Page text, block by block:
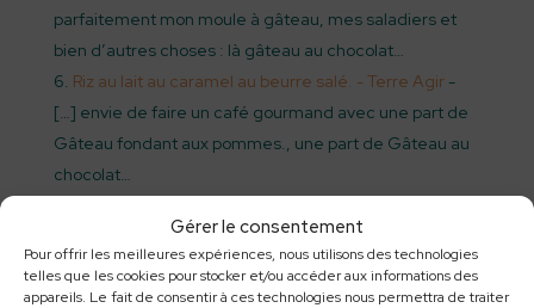
Gérer le consentement
Pour offrir les meilleures expériences, nous utilisons des technologies
telles que les cookies pour stocker et/ou accéder aux informations des
appareils. Le fait de consentir à ces technologies nous permettra de traiter
parfaitement mon moule à gâteau, mes saladiers et
bien d’autres choses : là gâteau au chocolat…
Riz au lait au caramel au beurre salé. - Terre Agir-
[…] envie de faire un café gourmand avec une part de
Gâteau fondant aux pommes., une part de Gâteau au
chocolat…
Laisser un commentaire